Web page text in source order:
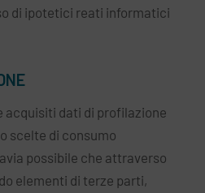
di ipotetici reati informatici
acquisiti dati di profilazione
scelte di consumo
possibile che attraverso
elementi di terze parti,